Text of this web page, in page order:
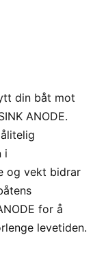
din båt mot
ANODE.
i
og vekt bidrar
for å
levetiden.